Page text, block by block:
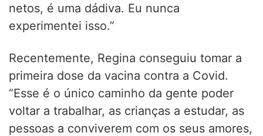
netos, é uma dádiva. Eu nunca
experimentei isso.”
Recentemente, Regina conseguiu tomar a
primeira dose da vacina contra a Covid.
“Esse é o único caminho da gente poder
voltar a trabalhar, as crianças a estudar, as
pessoas a conviverem com os seus amores,